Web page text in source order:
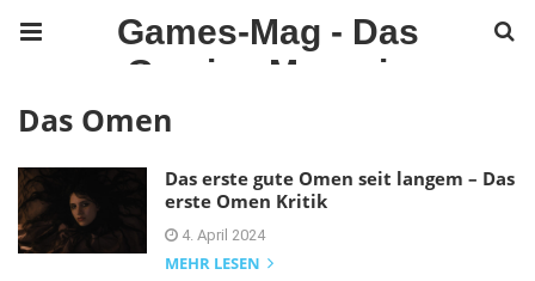
Games-Mag - Das
Gaming Magazin
Das Omen
Das erste gute Omen seit langem – Das
erste Omen Kritik
4. April 2024
MEHR LESEN